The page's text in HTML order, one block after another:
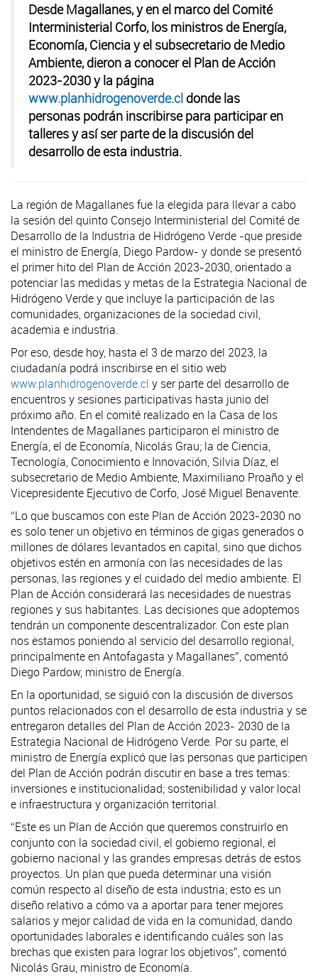
Desde Magallanes, y en el marco del Comité
Interministerial Corfo, los ministros de Energía,
Economía, Ciencia y el subsecretario de Medio
Ambiente, dieron a conocer el Plan de Acción
2023-2030 y la página
www.planhidrogenoverde.cl donde las
personas podrán inscribirse para participar en
talleres y así ser parte de la discusión del
desarrollo de esta industria.
La región de Magallanes fue la elegida para llevar a cabo
la sesión del quinto Consejo Interministerial del Comité de
Desarrollo de la Industria de Hidrógeno Verde -que preside
el ministro de Energía, Diego Pardow- y donde se presentó
el primer hito del Plan de Acción 2023-2030, orientado a
potenciar las medidas y metas de la Estrategia Nacional de
Hidrógeno Verde y que incluye la participación de las
comunidades, organizaciones de la sociedad civil,
academia e industria.
Por eso, desde hoy, hasta el 3 de marzo del 2023, la
ciudadanía podrá inscribirse en el sitio web
www.planhidrogenoverde.cl y ser parte del desarrollo de
encuentros y sesiones participativas hasta junio del
próximo año. En el comité realizado en la Casa de los
Intendentes de Magallanes participaron el ministro de
Energía, el de Economía, Nicolás Grau; la de Ciencia,
Tecnología, Conocimiento e Innovación, Silvia Díaz, el
subsecretario de Medio Ambiente, Maximiliano Proaño y el
Vicepresidente Ejecutivo de Corfo, José Miguel Benavente.
“Lo que buscamos con este Plan de Acción 2023-2030 no
es solo tener un objetivo en términos de gigas generados o
millones de dólares levantados en capital, sino que dichos
objetivos estén en armonía con las necesidades de las
personas, las regiones y el cuidado del medio ambiente. El
Plan de Acción considerará las necesidades de nuestras
regiones y sus habitantes. Las decisiones que adoptemos
tendrán un componente descentralizador. Con este plan
nos estamos poniendo al servicio del desarrollo regional,
principalmente en Antofagasta y Magallanes”, comentó
Diego Pardow, ministro de Energía.
En la oportunidad, se siguió con la discusión de diversos
puntos relacionados con el desarrollo de esta industria y se
entregaron detalles del Plan de Acción 2023- 2030 de la
Estrategia Nacional de Hidrógeno Verde. Por su parte, el
ministro de Energía explicó que las personas que participen
del Plan de Acción podrán discutir en base a tres temas:
inversiones e institucionalidad; sostenibilidad y valor local
e infraestructura y organización territorial.
“Este es un Plan de Acción que queremos construirlo en
conjunto con la sociedad civil, el gobierno regional, el
gobierno nacional y las grandes empresas detrás de estos
proyectos. Un plan que pueda determinar una visión
común respecto al diseño de esta industria; esto es un
diseño relativo a cómo va a aportar para tener mejores
salarios y mejor calidad de vida en la comunidad, dando
oportunidades laborales e identificando cuáles son las
brechas que existen para lograr los objetivos”, comentó
Nicolás Grau, ministro de Economía.